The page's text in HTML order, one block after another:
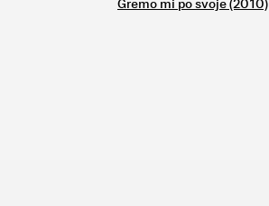
Gremo mi po svoje (2010)